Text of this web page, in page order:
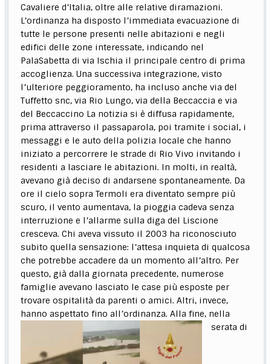
Cavaliere d’Italia, oltre alle relative diramazioni.
L’ordinanza ha disposto l’immediata evacuazione di
tutte le persone presenti nelle abitazioni e negli
edifici delle zone interessate, indicando nel
PalaSabetta di via Ischia il principale centro di prima
accoglienza. Una successiva integrazione, visto
l’ulteriore peggioramento, ha incluso anche via del
Tuffetto snc, via Rio Lungo, via della Beccaccia e via
del Beccaccino La notizia si è diffusa rapidamente,
prima attraverso il passaparola, poi tramite i social, i
messaggi e le auto della polizia locale che hanno
iniziato a percorrere le strade di Rio Vivo invitando i
residenti a lasciare le abitazioni. In molti, in realtà,
avevano già deciso di andarsene spontaneamente. Da
ore il cielo sopra Termoli era diventato sempre più
scuro, il vento aumentava, la pioggia cadeva senza
interruzione e l’allarme sulla diga del Liscione
cresceva. Chi aveva vissuto il 2003 ha riconosciuto
subito quella sensazione: l’attesa inquieta di qualcosa
che potrebbe accadere da un momento all’altro. Per
questo, già dalla giornata precedente, numerose
famiglie avevano lasciato le case più esposte per
trovare ospitalità da parenti o amici. Altri, invece,
hanno aspettato fino all’ordinanza. Alla fine, nella
serata di